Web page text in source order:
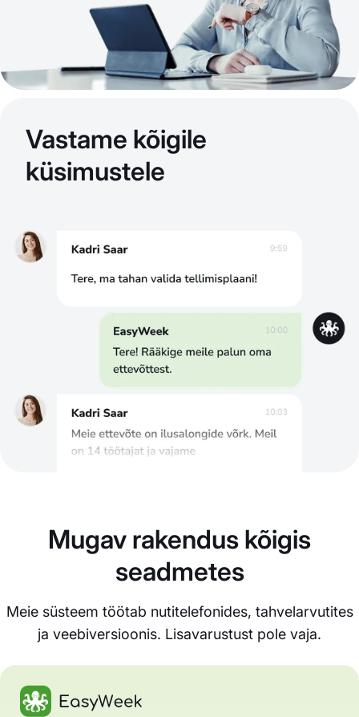
Vastame kõigile
küsimustele
Mugav rakendus kõigis
seadmetes
Meie süsteem töötab nutitelefonides, tahvelarvutites
ja veebiversioonis. Lisavarustust pole vaja.